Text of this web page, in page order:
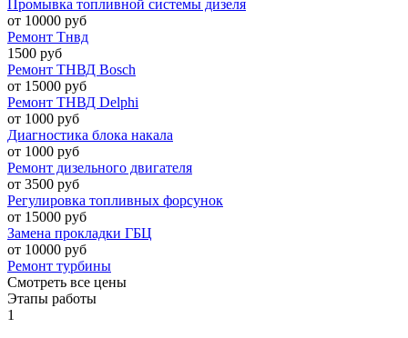
Промывка топливной системы дизеля
от 10000 руб
Ремонт Тнвд
1500 руб
Ремонт ТНВД Bosch
от 15000 руб
Ремонт ТНВД Delphi
от 1000 руб
Диагностика блока накала
от 1000 руб
Ремонт дизельного двигателя
от 3500 руб
Регулировка топливных форсунок
от 15000 руб
Замена прокладки ГБЦ
от 10000 руб
Ремонт турбины
Смотреть все цены
Этапы работы
1